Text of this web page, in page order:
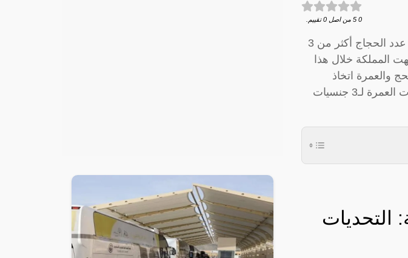
0
5 من اصل 0 تقييم.
في عام 2024، شهدت المملكة العربية السعودية موسم حج قياسي، حيث بلغ عدد الحجاج أكثر من 3
المملكة خلال هذا
والعمرة اتخاذ
إجراءات صارمة لضمان سلامة الحجاج في المستقبل، بما في ذلك منع تأشيرات العمرة لـ3 جنسيات
التحديات